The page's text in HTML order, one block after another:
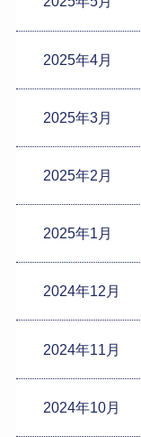
2025年4月
2025年3月
2025年2月
2025年1月
2024年12月
2024年11月
2024年10月